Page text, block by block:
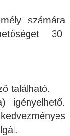
számára
30
található.
igényelhető.